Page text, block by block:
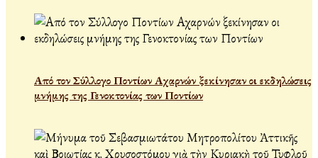
Από τον Σύλλογο Ποντίων Αχαρνών ξεκίνησαν οι εκδηλώσεις
μνήμης της Γενοκτονίας των Ποντίων